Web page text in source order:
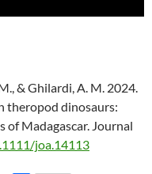
& Ghilardi, A. M. 2024.
theropod dinosaurs:
of Madagascar. Journal
joa.14113